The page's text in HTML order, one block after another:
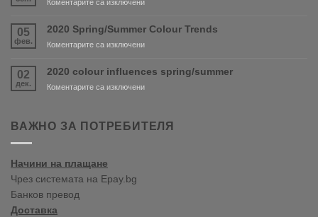
are
soon!
Коментарите са изключени
shop
Varna
05
фев.
2020 Spring/Summer Colour Trends
Коментарите са изключениза
Spring/Summer
Trends
02
дек.
2020 colour influences spring/summer
Коментарите са изключениза
influences
ВАЖНО ЗА ПОТРЕБИТЕЛЯ
Начини на плащане
Чрез системата на Epay.bg
Банков превод
Доставка